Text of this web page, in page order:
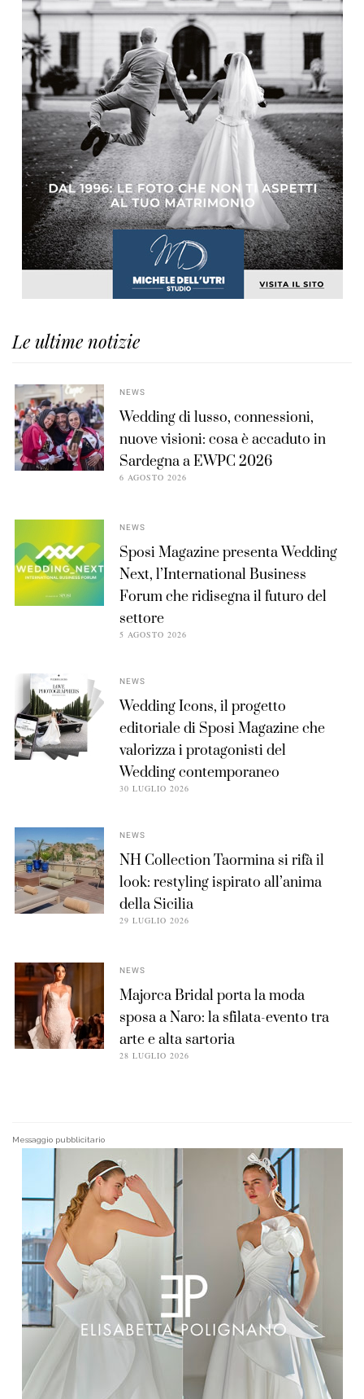
Le ultime notizie
NEWS
Wedding di lusso, connessioni,
nuove visioni: cosa è accaduto in
Sardegna a EWPC 2026
6 AGOSTO 2026
NEWS
Sposi Magazine presenta Wedding
Next, l’International Business
Forum che ridisegna il futuro del
settore
5 AGOSTO 2026
NEWS
Wedding Icons, il progetto
editoriale di Sposi Magazine che
valorizza i protagonisti del
Wedding contemporaneo
30 LUGLIO 2026
NEWS
NH Collection Taormina si rifà il
look: restyling ispirato all’anima
della Sicilia
29 LUGLIO 2026
NEWS
Majorca Bridal porta la moda
sposa a Naro: la sfilata-evento tra
arte e alta sartoria
28 LUGLIO 2026
Messaggio pubblicitario